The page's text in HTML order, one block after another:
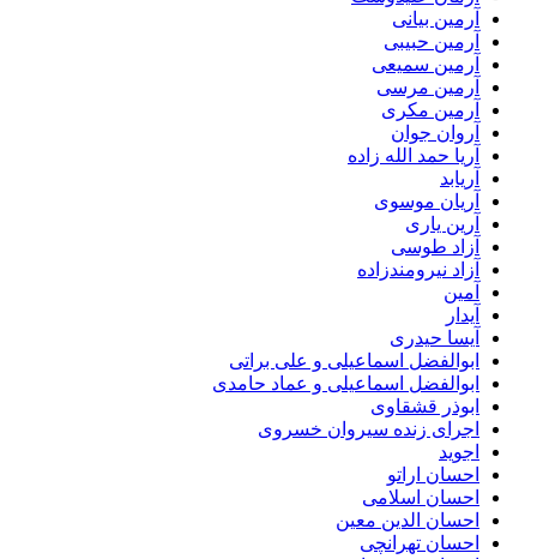
آرمین بیانی
آرمین حبیبی
آرمین سمیعی
آرمین مرسی
آرمین مکری
آروان جوان
آریا حمد الله زاده
آریابد
آریان موسوی
آرین یاری
آزاد طوسی
آزاد نیرومندزاده
آمین
آیدار
آیسا حیدری
ابوالفضل اسماعیلی و علی براتی
ابوالفضل اسماعیلی و عماد حامدی
ابوذر قشقاوی
اجرای زنده سیروان خسروی
اجوید
احسان اراتو
احسان اسلامی
احسان الدین معین
احسان تهرانچی